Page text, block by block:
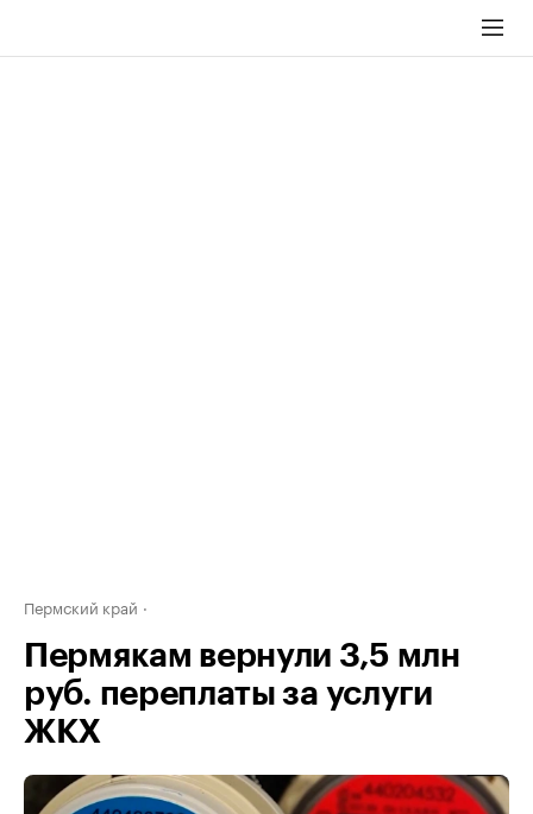
Пермский край
Пермякам вернули 3,5 млн
руб. переплаты за услуги
ЖКХ